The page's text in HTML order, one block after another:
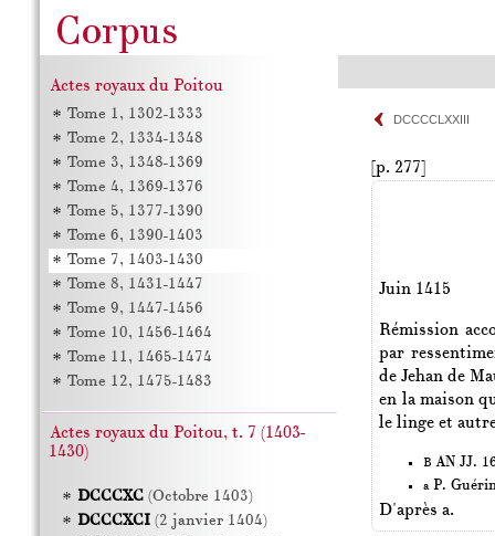
DCCCCLXXIII
[p. 277]
Juin 1415
Rémission
par
de Jehan de
en la maison
le linge et
B AN JJ.
aP.
D'après a.
Actes royaux du Poitou
Tome 1, 1302-1333
Tome 2, 1334-1348
Tome 3, 1348-1369
Tome 4, 1369-1376
Tome 5, 1377-1390
Tome 6, 1390-1403
Tome 7, 1403-1430
Tome 8, 1431-1447
Tome 9, 1447-1456
Tome 10, 1456-1464
Tome 11, 1465-1474
Tome 12, 1475-1483
Actes royaux du Poitou, t. 7 (1403-
1430)
DCCCXC(Octobre 1403)
DCCCXCI(2 janvier 1404)